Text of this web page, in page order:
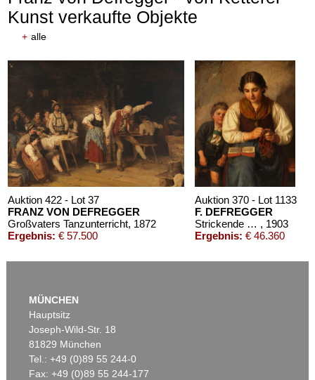
Auktion 610 - Lot 426000325
J. GOETHE
Faust, 1924
Schätzpreis: € 1.500
Kunst verkaufte Objekte
+ alle
Auktion 422 - Lot 37
FRANZ VON DEFREGGER
Großvaters Tanzunterricht, 1872
Ergebnis: € 57.500
Auktion 370 - Lot 1133
F. DEFREGGER
Strickende Bäuerin mit Buben , 1903
Ergebnis: € 46.360
MÜNCHEN
Hauptsitz
Joseph-Wild-Str. 18
81829 München
Tel.: +49 (0)89 55 244-0
Fax: +49 (0)89 55 244-177